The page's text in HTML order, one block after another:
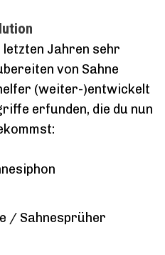
Jahren sehr
von Sahne
(weiter-)entwickelt
erfunden, die du nun
/ Sahnesprüher